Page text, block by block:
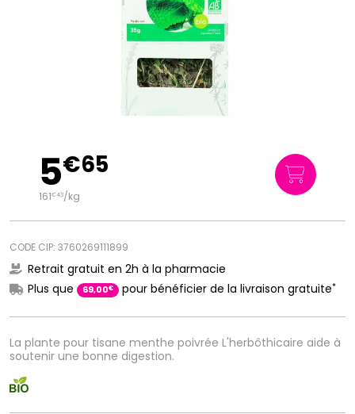
La plante pour tisane menthe poivrée L'herbôthicaire aide à
soutenir une bonne digestion.
5€65
161€43/kg
CODE CIP: 3760269111899
Retrait gratuit en 2h à la pharmacie
Plus que
69,00€ pour bénéficier de la livraison gratuite*